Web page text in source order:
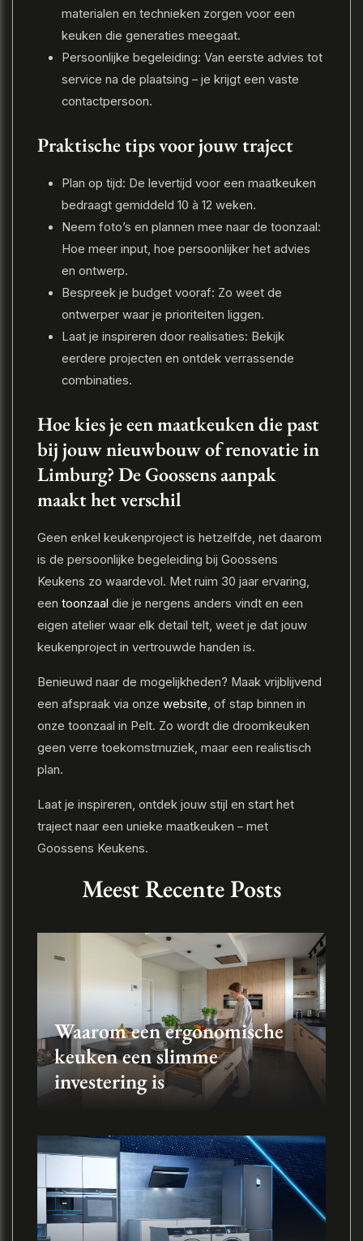
materialen en technieken zorgen voor een
keuken die generaties meegaat.
Persoonlijke begeleiding: Van eerste advies tot
service na de plaatsing – je krijgt een vaste
contactpersoon.
Praktische tips voor jouw traject
Plan op tijd: De levertijd voor een maatkeuken
bedraagt gemiddeld 10 à 12 weken.
Neem foto’s en plannen mee naar de toonzaal:
Hoe meer input, hoe persoonlijker het advies
en ontwerp.
Bespreek je budget vooraf: Zo weet de
ontwerper waar je prioriteiten liggen.
Laat je inspireren door realisaties: Bekijk
eerdere projecten en ontdek verrassende
combinaties.
Hoe kies je een maatkeuken die past
bij jouw nieuwbouw of renovatie in
Limburg? De Goossens aanpak
maakt het verschil
Geen enkel keukenproject is hetzelfde, net daarom
is de persoonlijke begeleiding bij Goossens
Keukens zo waardevol. Met ruim 30 jaar ervaring,
een toonzaal die je nergens anders vindt en een
eigen atelier waar elk detail telt, weet je dat jouw
keukenproject in vertrouwde handen is.
Benieuwd naar de mogelijkheden? Maak vrijblijvend
een afspraak via onze website, of stap binnen in
onze toonzaal in Pelt. Zo wordt die droomkeuken
geen verre toekomstmuziek, maar een realistisch
plan.
Laat je inspireren, ontdek jouw stijl en start het
traject naar een unieke maatkeuken – met
Goossens Keukens.
Meest Recente Posts
Waarom een ergonomische
keuken een slimme
investering is